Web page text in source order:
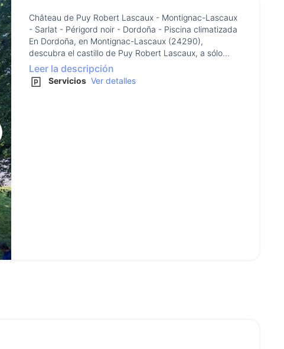
Château de Puy Robert Lascaux - Montignac-Lascaux
- Sarlat - Périgord noir - Dordoña - Piscina climatizada
En Dordoña, en Montignac-Lascaux (24290),
descubra el castillo de Puy Robert Lascaux, a sólo...
Leer la descripción
Servicios Ver detalles